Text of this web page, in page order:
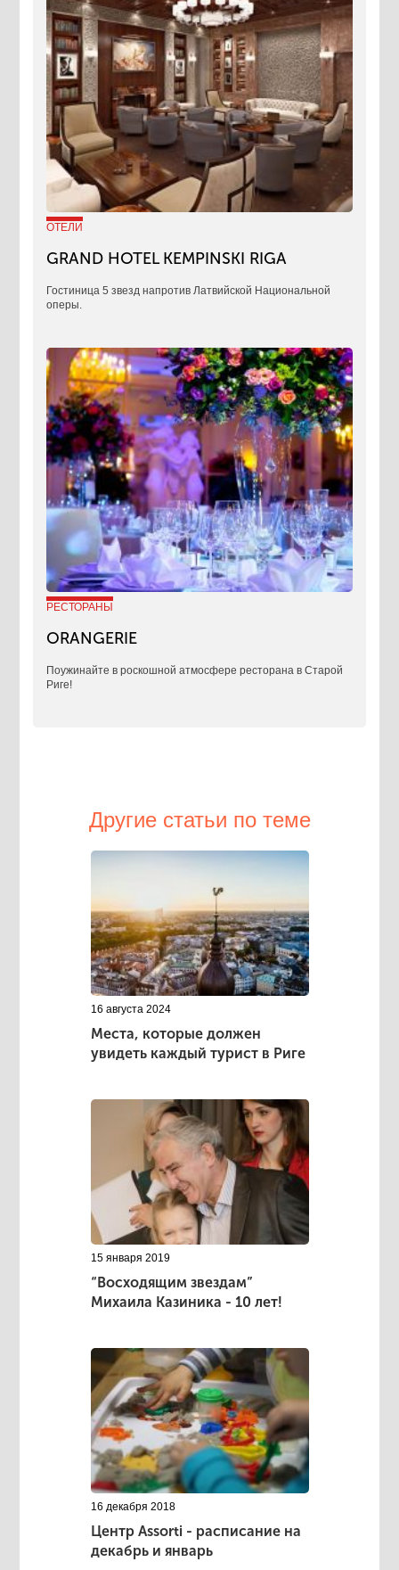
ОТЕЛИ
GRAND HOTEL KEMPINSKI RIGA
Гостиница 5 звезд напротив Латвийской Национальной
оперы.
РЕСТОРАНЫ
ORANGERIE
Поужинайте в роскошной атмосфере ресторана в Старой
Риге!
Другие статьи по теме
16 августа 2024
Места, которые должен
увидеть каждый турист в Риге
15 января 2019
“Восходящим звездам”
Михаила Казиника - 10 лет!
16 декабря 2018
Центр Аssorti - расписание на
декабрь и январь